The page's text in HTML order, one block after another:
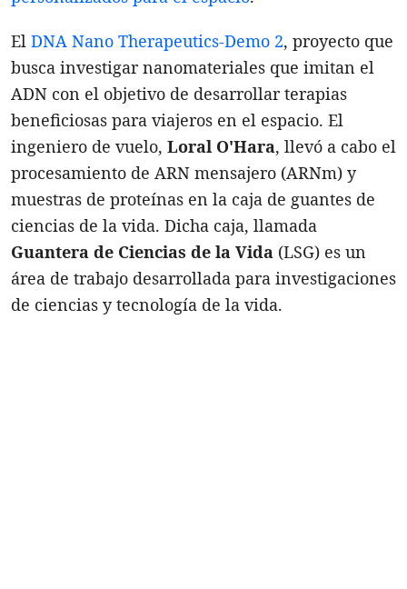
El DNA Nano Therapeutics-Demo 2, proyecto que
busca investigar nanomateriales que imitan el
ADN con el objetivo de desarrollar terapias
beneficiosas para viajeros en el espacio. El
ingeniero de vuelo, Loral O'Hara, llevó a cabo el
procesamiento de ARN mensajero (ARNm) y
muestras de proteínas en la caja de guantes de
ciencias de la vida. Dicha caja, llamada
Guantera de Ciencias de la Vida (LSG) es un
área de trabajo desarrollada para investigaciones
de ciencias y tecnología de la vida.